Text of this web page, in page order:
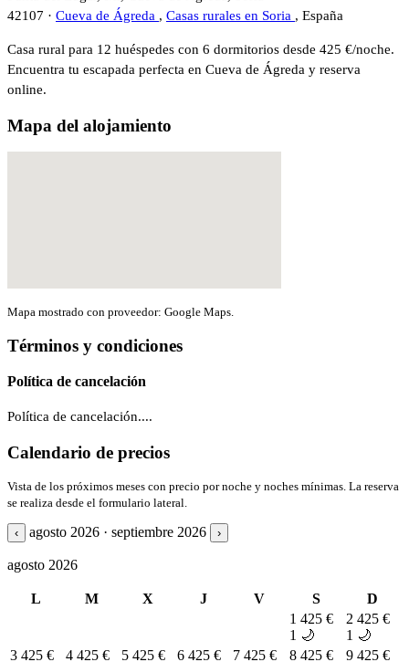
42107 · Cueva de Ágreda , Casas rurales en Soria , España
Casa rural para 12 huéspedes con 6 dormitorios desde 425 €/noche.
Encuentra tu escapada perfecta en Cueva de Ágreda y reserva
online.
Mapa del alojamiento
Mapa mostrado con proveedor: Google Maps.
Términos y condiciones
Política de cancelación
Política de cancelación....
Calendario de precios
Vista de los próximos meses con precio por noche y noches mínimas. La reserva
se realiza desde el formulario lateral.
‹ agosto 2026 · septiembre 2026 ›
agosto 2026
L M X J V S
D
1 425 €
1 🌙
2 425 €
1 🌙
3 425 € 4 425 € 5 425 € 6 425 € 7 425 € 8 425 € 9 425 €